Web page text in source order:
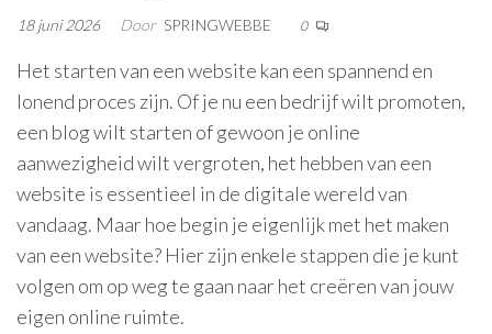
18 juni 2026 Door SPRINGWEBBE 0
Het starten van een website kan een spannend en
lonend proces zijn. Of je nu een bedrijf wilt promoten,
een blog wilt starten of gewoon je online
aanwezigheid wilt vergroten, het hebben van een
website is essentieel in de digitale wereld van
vandaag. Maar hoe begin je eigenlijk met het maken
van een website? Hier zijn enkele stappen die je kunt
volgen om op weg te gaan naar het creëren van jouw
eigen online ruimte.